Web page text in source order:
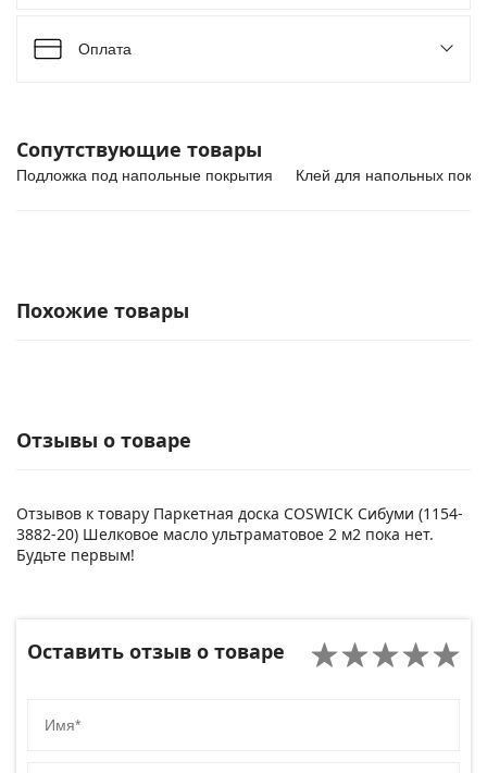
Оплата
Сопутствующие товары
Подложка под напольные покрытия Клей для напольных
Похожие товары
Отзывы о товаре
Отзывов к товару Паркетная доска COSWICK Сибуми (1154-
3882-20) Шелковое масло ультраматовое 2 м2 пока нет.
Будьте первым!
Оставить отзыв о товаре